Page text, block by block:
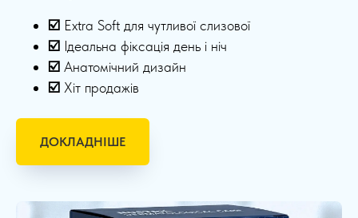
☑️ Extra Soft для чутливої слизової
☑️ Ідеальна фіксація день і ніч
☑️ Анатомічний дизайн
☑️ Хіт продажів
ДОКЛАДНІШЕ